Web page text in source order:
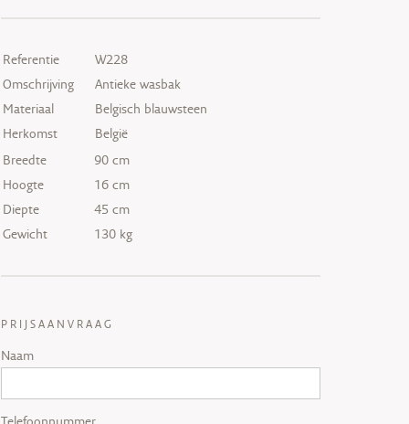
Referentie
W228
Omschrijving
Antieke wasbak
Materiaal
Belgisch blauwsteen
Herkomst
België
Breedte
90 cm
Hoogte
16 cm
Diepte
45 cm
Gewicht
130 kg
PRIJSAANVRAAG
Naam